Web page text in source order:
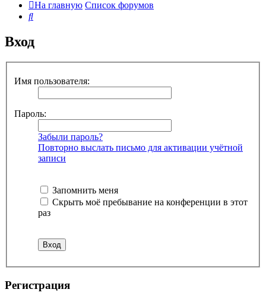
На главную Список форумов
Поиск
Вход
Имя пользователя:
Пароль:
Забыли пароль?
Повторно выслать письмо для активации учётной
записи
Запомнить меня
Скрыть моё пребывание на конференции в этот
раз
Регистрация